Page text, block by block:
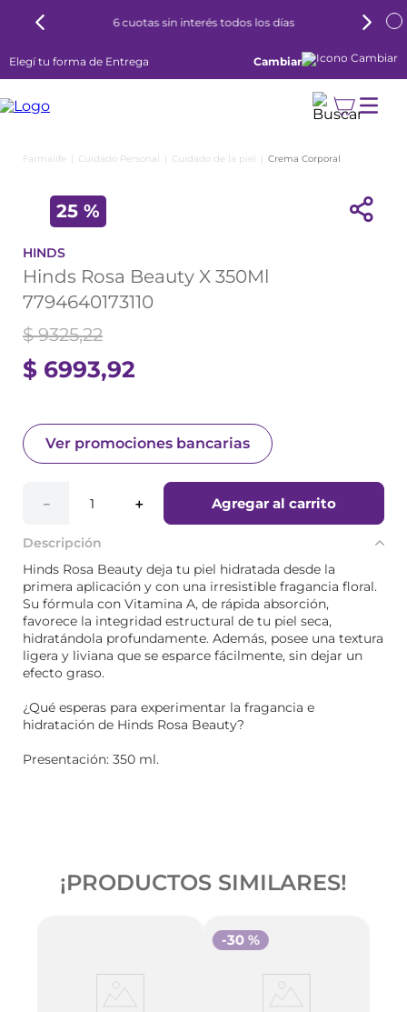
6 cuotas sin interés todos los días
Elegí tu forma de Entrega Cambiar
Cuidado Personal Cuidado de la piel Crema Corporal
25 %
HINDS
Hinds Rosa Beauty X 350Ml
7794640173110
$ 6993,92
$ 9325,22
Ver promociones bancarias
＋
－ Agregar al carrito
Descripción
Hinds Rosa Beauty deja tu piel hidratada desde la
primera aplicación y con una irresistible fragancia floral.
Su fórmula con Vitamina A, de rápida absorción,
favorece la integridad estructural de tu piel seca,
hidratándola profundamente. Además, posee una textura
ligera y liviana que se esparce fácilmente, sin dejar un
efecto graso.
¿Qué esperas para experimentar la fragancia e
hidratación de Hinds Rosa Beauty?
Presentación: 350 ml.
¡PRODUCTOS SIMILARES!
-30 %